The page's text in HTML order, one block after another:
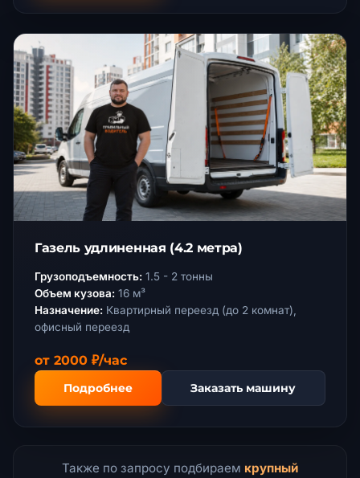
Газель удлиненная (4.2 метра)
Грузоподъемность: 1.5 - 2 тонны
Объем кузова: 16 м³
Назначение: Квартирный переезд (до 2 комнат),
офисный переезд
от 2000 ₽/час
Подробнее Заказать машину
Также по запросу подбираем крупный